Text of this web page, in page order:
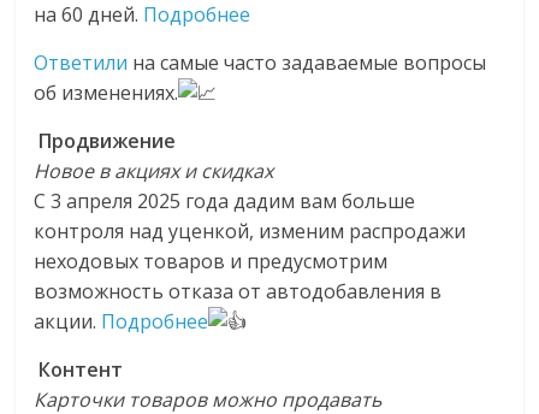
на 60 дней. Подробнее
Ответили на самые часто задаваемые вопросы
об изменениях.
Продвижение
Новое в акциях и скидках
С 3 апреля 2025 года дадим вам больше
контроля над уценкой, изменим распродажи
неходовых товаров и предусмотрим
возможность отказа от автодобавления в
акции. Подробнее
Контент
Карточки товаров можно продавать